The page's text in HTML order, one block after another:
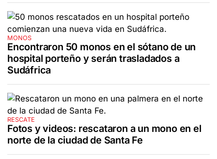
MONOS
Encontraron 50 monos en el sótano de un
hospital porteño y serán trasladados a
Sudáfrica
RESCATE
Fotos y videos: rescataron a un mono en el
norte de la ciudad de Santa Fe